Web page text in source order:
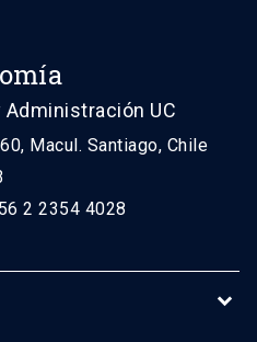
Administración UC
Macul. Santiago, Chile
2 2354 4028